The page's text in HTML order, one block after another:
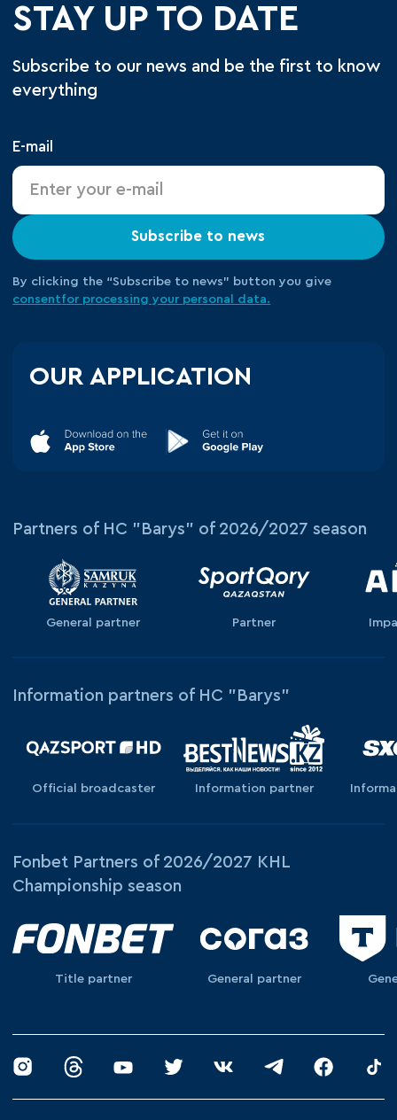
STAY UP TO DATE
Subscribe to our news and be the first to know
everything
E-mail
Subscribe to news
By clicking the “Subscribe to news” button you give
consentfor processing your personal data.
OUR APPLICATION
Partners of HC "Barys" of 2026/2027 season
General partner Partner
Information partners of HC "Barys"
Official broadcaster Information partner
Fonbet Partners of 2026/2027 KHL
Championship season
Title partner General partner